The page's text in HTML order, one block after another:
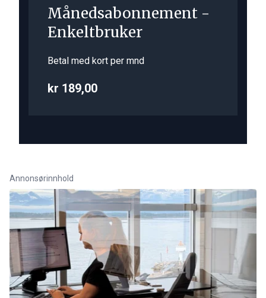
Månedsabonnement -
Enkeltbruker
Betal med kort per mnd
kr 189,00
Annonsørinnhold